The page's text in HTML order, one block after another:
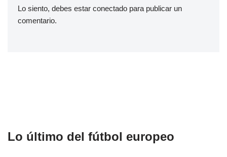
Lo siento, debes estar conectado para publicar un
comentario.
Lo último del fútbol europeo